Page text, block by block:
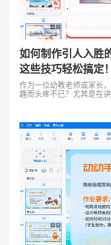
如何制作引人入胜
这些技巧轻松搞定！
作为一位幼教老师或家长
趣而头疼不已？尤其是在